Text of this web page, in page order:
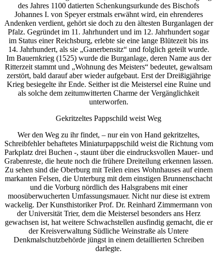
des Jahres 1100 datierten Schenkungsurkunde des Bischofs
Johannes I. von Speyer erstmals erwähnt wird, ein ehrenderes
Andenken verdient, gehört sie doch zu den ältesten Burganlagen der
Pfalz. Gegründet im 11. Jahrhundert und im 12. Jahrhundert sogar
im Status einer Reichsburg, erlebte sie eine lange Blütezeit bis ins
14. Jahrhundert, als sie „Ganerbensitz“ und folglich geteilt wurde.
Im Bauernkrieg (1525) wurde die Burganlage, deren Name aus der
Ritterzeit stammt und „Wohnung des Meisters“ bedeutet, gewaltsam
zerstört, bald darauf aber wieder aufgebaut. Erst der Dreißigjährige
Krieg besiegelte ihr Ende. Seither ist die Meistersel eine Ruine und
als solche dem zeitumwitterten Charme der Vergänglichkeit
unterworfen.
Gekritzeltes Pappschild weist Weg
Wer den Weg zu ihr findet, – nur ein von Hand gekritzeltes,
Schreibfehler behaftetes Miniaturpappschild weist die Richtung vom
Parkplatz drei Buchen -, staunt über die eindrucksvollen Mauer- und
Grabenreste, die heute noch die frühere Dreiteilung erkennen lassen.
Zu sehen sind die Oberburg mit Teilen eines Wohnhauses auf einem
markanten Felsen, die Unterburg mit dem einstigen Brunnenschacht
und die Vorburg nördlich des Halsgrabens mit einer
moosüberwucherten Umfassungsmauer. Nicht nur diese ist extrem
wackelig. Der Kunsthistoriker Prof. Dr. Reinhard Zimmermann von
der Universität Trier, dem die Meistersel besonders ans Herz
gewachsen ist, hat weitere Schwachstellen ausfindig gemacht, die er
der Kreisverwaltung Südliche Weinstraße als Untere
Denkmalschutzbehörde jüngst in einem detaillierten Schreiben
darlegte.